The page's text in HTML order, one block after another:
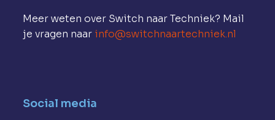
Meer weten over Switch naar Techniek? Mail
je vragen naar info@switchnaartechniek.nl
Social media